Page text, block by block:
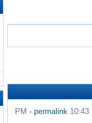
10:43 PM
- permalink